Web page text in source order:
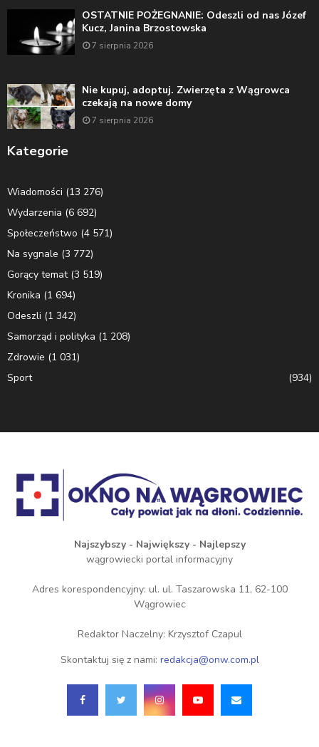
OSTATNIE POŻEGNANIE: Odeszli od nas Józef
Kucz, Janina Brzostowska
7 sierpnia 2026
Nie kupuj, adoptuj. Zwierzęta z Wągrowca
czekają na nowe domy
7 sierpnia 2026
Kategorie
Wiadomości (13 276)
Wydarzenia (6 692)
Społeczeństwo (4 571)
Na sygnale (3 772)
Gorący temat(3 519)
Kronika (1 694)
Odeszli (1 342)
Samorząd i polityka (1 208)
Zdrowie (1 031)
Sport
(934)
Najszybszy - Największy - Najlepszy
wągrowiecki portal informacyjny
Adres korespondencyjny: ul. ul. Taszarowska 11, 62-100
Wągrowiec
Redaktor Naczelny: Krzysztof Czapul
Skontaktuj się z nami: redakcja@onw.com.pl